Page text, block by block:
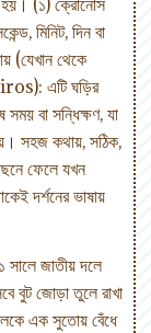
মিনিট, দিন বা
(যেখান থেকে
এটি ঘড়ির
বা সন্ধিক্ষণ, যা
সহজ কথায়, সঠিক,
ফেলে যখন
দর্শনের ভাষায়
জাতীয় দলে
বুট জোড়া তুলে রাখা
এক সুতোয় বেঁধে